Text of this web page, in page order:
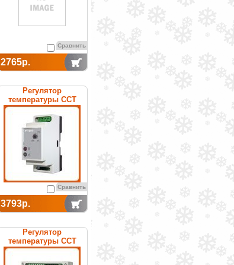
Сравнить
2765р.
Регулятор
температуры ССТ
РТ-330 (с датчиком ДТ)
электронный
Сравнить
3793р.
Регулятор
температуры ССТ
РТ-200 электронный